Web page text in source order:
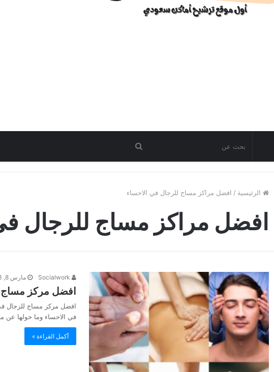
الرئيسية / افضل مراكز مساج للرجال في الاحساء
افضل مراكز مساج للرجال
مارس 8, 2023
افضل مركز مساج
افضل مركز مساج للرجال
في الاحساء وما حولها
أكمل القراءة »